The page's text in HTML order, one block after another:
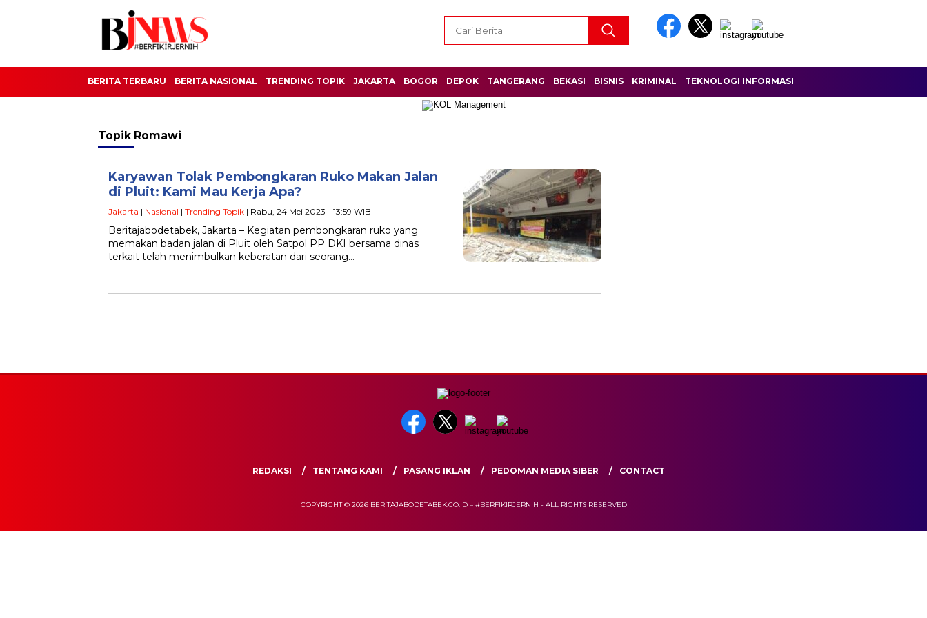
BERITA TERBARU BERITA NASIONAL TRENDING TOPIK JAKARTA BOGOR DEPOK TANGERANG BEKASI BISNIS KRIMINAL TEKNOLOGI INFORMASI
Topik Romawi
Karyawan Tolak Pembongkaran Ruko Makan Jalan
di Pluit: Kami Mau Kerja Apa?
Jakarta | Nasional | Trending Topik | Rabu, 24 Mei 2023 - 13:59 WIB
Beritajabodetabek, Jakarta – Kegiatan pembongkaran ruko yang
memakan badan jalan di Pluit oleh Satpol PP DKI bersama dinas
terkait telah menimbulkan keberatan dari seorang…
REDAKSI TENTANG KAMI PASANG IKLAN PEDOMAN MEDIA SIBER CONTACT
COPYRIGHT © 2026 BERITAJABODETABEK.CO.ID – #BERFIKIRJERNIH - ALL RIGHTS RESERVED